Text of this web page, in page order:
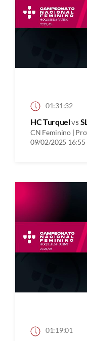
01:31:32
HC Turquelvs
CN Feminino |
09/02/2025 16:55
01:19:01